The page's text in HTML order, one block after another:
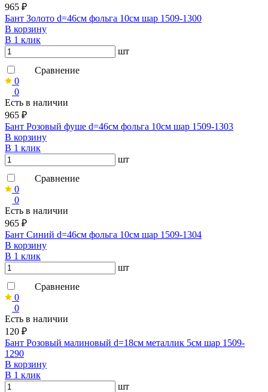
965 ₽
Бант Золото d=46см фольга 10см шар 1509-1300
В корзину
В 1 клик
шт
Сравнение
0
0
Есть в наличии
965 ₽
Бант Розовый фуше d=46см фольга 10см шар 1509-1303
В корзину
В 1 клик
шт
Сравнение
0
0
Есть в наличии
965 ₽
Бант Синий d=46см фольга 10см шар 1509-1304
В корзину
В 1 клик
шт
Сравнение
0
0
Есть в наличии
120 ₽
Бант Розовый малиновый d=18см металлик 5см шар 1509-
1290
В корзину
В 1 клик
шт